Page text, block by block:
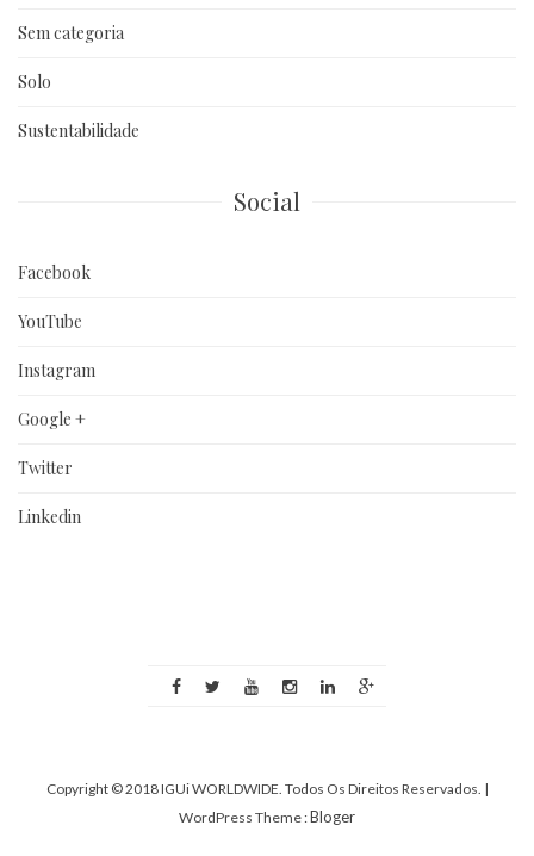
Sem categoria
Solo
Sustentabilidade
Social
Facebook
YouTube
Instagram
Google +
Twitter
Linkedin
Copyright © 2018 IGUi WORLDWIDE. Todos Os Direitos Reservados. |
WordPress Theme :Bloger